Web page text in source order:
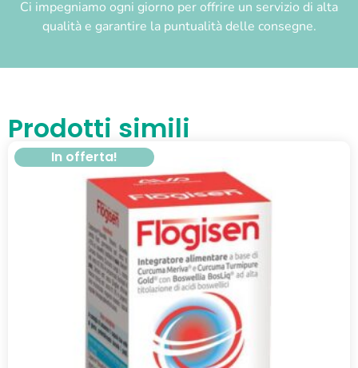
Ci impegniamo ogni giorno per offrire un servizio di alta
qualità e garantire la puntualità delle consegne.
Prodotti simili
In offerta!